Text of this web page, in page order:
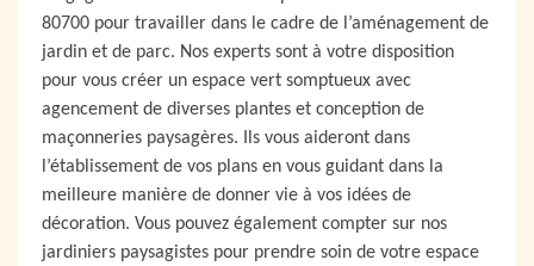
80700 pour travailler dans le cadre de l’aménagement de
jardin et de parc. Nos experts sont à votre disposition
pour vous créer un espace vert somptueux avec
agencement de diverses plantes et conception de
maçonneries paysagères. Ils vous aideront dans
l’établissement de vos plans en vous guidant dans la
meilleure manière de donner vie à vos idées de
décoration. Vous pouvez également compter sur nos
jardiniers paysagistes pour prendre soin de votre espace